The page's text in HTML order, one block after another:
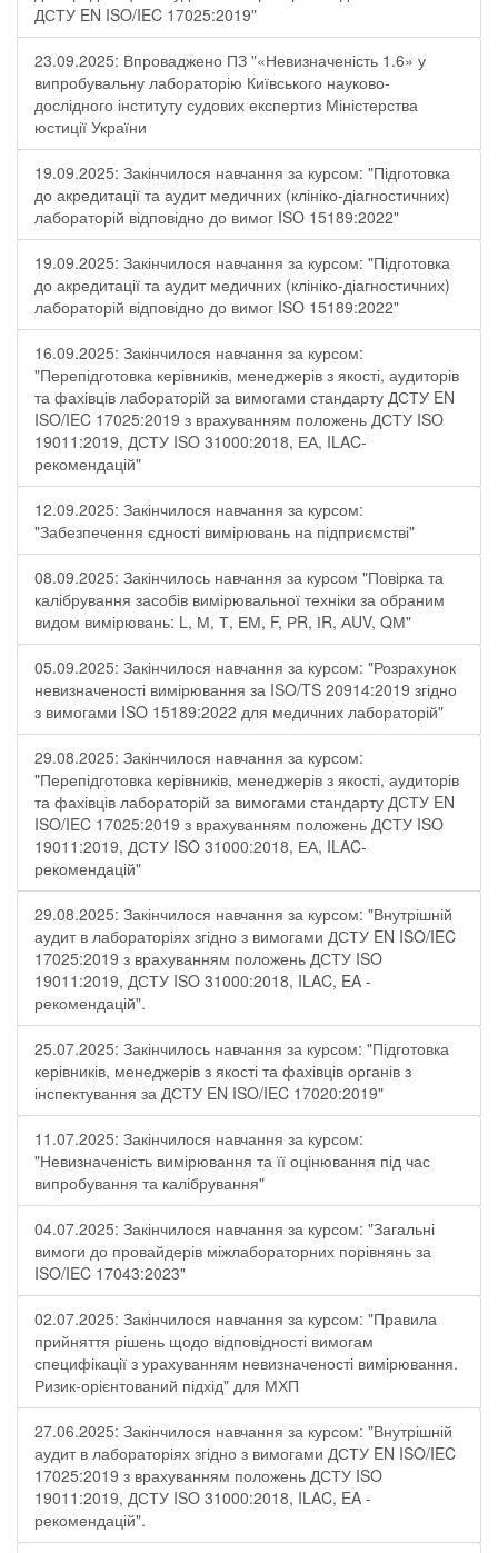
ДСТУ EN ISO/IEC 17025:2019"
23.09.2025: Впроваджено ПЗ "«Невизначеність 1.6» у
випробувальну лабораторію Київського науково-
дослідного інституту судових експертиз Міністерства
юстиції України
19.09.2025: Закінчилося навчання за курсом: "Підготовка
до акредитації та аудит медичних (клініко-діагностичних)
лабораторій відповідно до вимог ISO 15189:2022"
19.09.2025: Закінчилося навчання за курсом: "Підготовка
до акредитації та аудит медичних (клініко-діагностичних)
лабораторій відповідно до вимог ISO 15189:2022"
16.09.2025: Закінчилося навчання за курсом:
"Перепідготовка керівників, менеджерів з якості, аудиторів
та фахівців лабораторій за вимогами стандарту ДСТУ EN
ISO/IEC 17025:2019 з врахуванням положень ДСТУ ISO
19011:2019, ДСТУ ISO 31000:2018, ЕА, ILAC-
рекомендацій"
12.09.2025: Закінчилося навчання за курсом:
"Забезпечення єдності вимірювань на підприємстві"
08.09.2025: Закінчилось навчання за курсом "Повірка та
калібрування засобів вимірювальної техніки за обраним
видом вимірювань: L, М, Т, ЕМ, F, РR, ІR, АUV, QМ"
05.09.2025: Закінчилося навчання за курсом: "Розрахунок
невизначеності вимірювання за ISO/TS 20914:2019 згідно
з вимогами ISO 15189:2022 для медичних лабораторій"
29.08.2025: Закінчилося навчання за курсом:
"Перепідготовка керівників, менеджерів з якості, аудиторів
та фахівців лабораторій за вимогами стандарту ДСТУ EN
ISO/IEC 17025:2019 з врахуванням положень ДСТУ ISO
19011:2019, ДСТУ ISO 31000:2018, ЕА, ILAC-
рекомендацій"
29.08.2025: Закінчилося навчання за курсом: "Внутрішній
аудит в лабораторіях згідно з вимогами ДСТУ EN ISO/IEC
17025:2019 з врахуванням положень ДСТУ ISO
19011:2019, ДСТУ ISO 31000:2018, ILAC, EA -
рекомендацій".
25.07.2025: Закінчилось навчання за курсом: "Підготовка
керівників, менеджерів з якості та фахівців органів з
інспектування за ДСТУ EN ISO/IEC 17020:2019"
11.07.2025: Закінчилося навчання за курсом:
"Невизначеність вимірювання та її оцінювання під час
випробування та калібрування"
04.07.2025: Закінчилося навчання за курсом: "Загальні
вимоги до провайдерів міжлабораторних порівнянь за
ISO/IEC 17043:2023"
02.07.2025: Закінчилося навчання за курсом: "Правила
прийняття рішень щодо відповідності вимогам
специфікації з урахуванням невизначеності вимірювання.
Ризик-орієнтований підхід" для МХП
27.06.2025: Закінчилося навчання за курсом: "Внутрішній
аудит в лабораторіях згідно з вимогами ДСТУ EN ISO/IEC
17025:2019 з врахуванням положень ДСТУ ISO
19011:2019, ДСТУ ISO 31000:2018, ILAC, EA -
рекомендацій".